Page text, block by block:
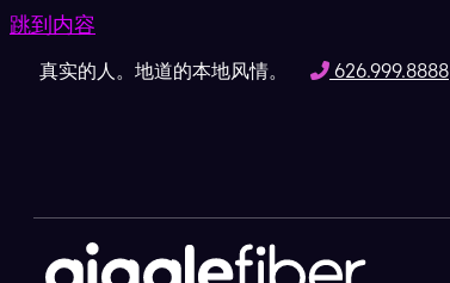
跳到内容
真实的人。地道的本地风情。 626.999.8888